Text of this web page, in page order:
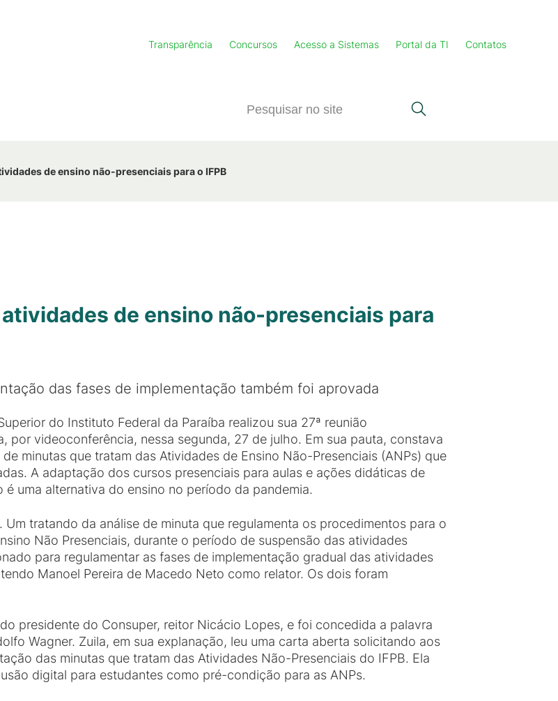
Transparência Concursos Acesso a Sistemas Portal da TI Contatos
de ensino não-presenciais para o IFPB
de ensino não-presenciais para
das fases de implementação também foi aprovada
do Instituto Federal da Paraíba realizou sua 27ª reunião
por videoconferência, nessa segunda, 27 de julho. Em sua pauta, constava
minutas que tratam das Atividades de Ensino Não-Presenciais (ANPs) que
A adaptação dos cursos presenciais para aulas e ações didáticas de
é uma alternativa do ensino no período da pandemia.
tratando da análise de minuta que regulamenta os procedimentos para o
Não Presenciais, durante o período de suspensão das atividades
para regulamentar as fases de implementação gradual das atividades
Manoel Pereira de Macedo Neto como relator. Os dois foram
presidente do Consuper, reitor Nicácio Lopes, e foi concedida a palavra
Wagner. Zuila, em sua explanação, leu uma carta aberta solicitando aos
das minutas que tratam das Atividades Não-Presenciais do IFPB. Ela
digital para estudantes como pré-condição para as ANPs.